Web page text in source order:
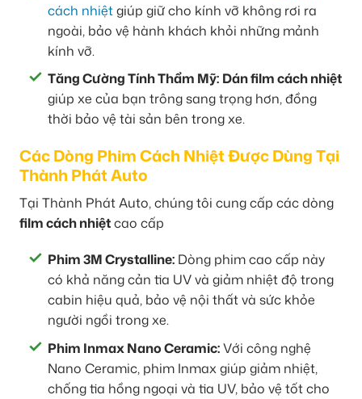
cách nhiệtgiúp giữ cho kính vỡ không rơi ra
ngoài, bảo vệ hành khách khỏi những mảnh
kính vỡ.
Tăng Cường Tính Thẩm Mỹ: Dán film cách nhiệt
giúp xe của bạn trông sang trọng hơn, đồng
thời bảo vệ tài sản bên trong xe.
Các Dòng Phim Cách Nhiệt Được Dùng Tại
Thành Phát Auto
Tại Thành Phát Auto, chúng tôi cung cấp các dòng
film cách nhiệtcao cấp
Phim 3M Crystalline: Dòng phim cao cấp này
có khả năng cản tia UV và giảm nhiệt độ trong
cabin hiệu quả, bảo vệ nội thất và sức khỏe
người ngồi trong xe.
Phim Inmax Nano Ceramic:Với công nghệ
Nano Ceramic, phim Inmax giúp giảm nhiệt,
chống tia hồng ngoại và tia UV, bảo vệ tốt cho